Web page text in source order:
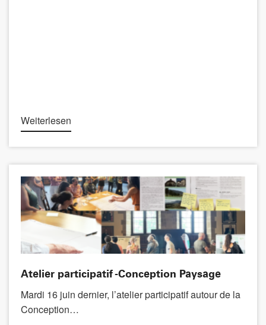
Weiterlesen
Atelier participatif -Conception Paysage
Mardi 16 juin dernier, l’atelier participatif autour de la
Conception…